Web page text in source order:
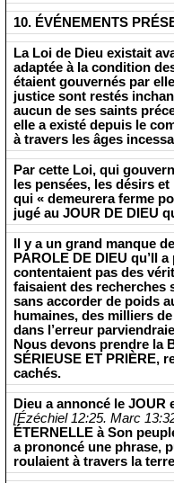
10. ÉVÉNEMENTS
La Loi de Dieu existait
adaptée à la condition
étaient gouvernés par
justice sont restés
aucun de ses saints
elle a existé depuis le
à travers les âges
Par cette Loi, qui
les pensées, les désirs
qui « demeurera ferme
jugé au JOUR DE DIEU
Il y a un grand manque
PAROLE DE DIEU qu’Il
contentaient pas des
faisaient des recherches
sans accorder de poids
humaines, des milliers
dans l’erreur
Nous devons prendre la
SÉRIEUSE ET PRIÈRE,
cachés.
Dieu a annoncé le JOUR
[Ézéchiel 12:25. Marc
ÉTERNELLE à Son
a prononcé une phrase,
roulaient à travers la